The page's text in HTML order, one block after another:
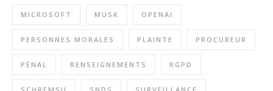
MICROSOFT MUSK OPENAI
PERSONNES MORALES PLAINTE PROCUREUR
PÉNAL RENSEIGNEMENTS RGPD